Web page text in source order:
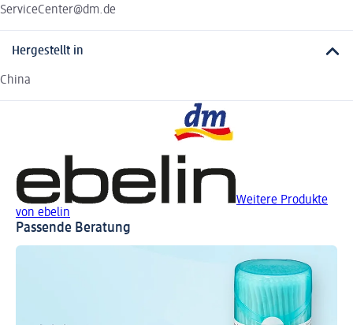
ServiceCenter@dm.de
Hergestellt in
China
Weitere Produkte
von ebelin
Passende Beratung